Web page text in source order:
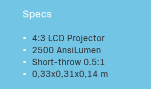
Totaal volume:
Specs
4:3 LCD Projector
2500 AnsiLumen
Short-throw 0.5:1
0,33x0,31x0,14 m